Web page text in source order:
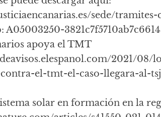
sede/
A05003250-
apoya el TMT
2021/08/
el-tmt-el-caso-llegara-al-
solar en formación en la